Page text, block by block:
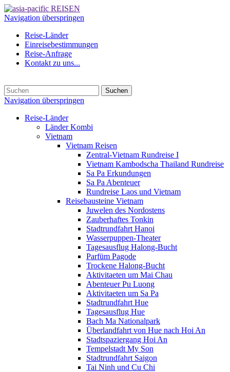
Navigation überspringen
Reise-Länder
Einreisebestimmungen
Reise-Anfrage
Kontakt zu uns...
Suchen
Navigation überspringen
Reise-Länder
Länder Kombi
Vietnam
Vietnam Reisen
Zentral-Vietnam Rundreise I
Vietnam Kambodscha Thailand Rundreise
Sa Pa Erkundungen
Sa Pa Abenteuer
Rundreise Laos und Vietnam
Reisebausteine Vietnam
Juwelen des Nordostens
Zauberhaftes Tonkin
Stadtrundfahrt Hanoi
Wasserpuppen-Theater
Tagesausflug Halong-Bucht
Parfüm Pagode
Trockene Halong-Bucht
Aktivitaeten um Mai Chau
Abenteuer Pu Luong
Aktivitaeten um Sa Pa
Stadtrundfahrt Hue
Tagesausflug Hue
Bach Ma Nationalpark
Überlandfahrt von Hue nach Hoi An
Stadtspaziergang Hoi An
Tempelstadt My Son
Stadtrundfahrt Saigon
Tai Ninh und Cu Chi